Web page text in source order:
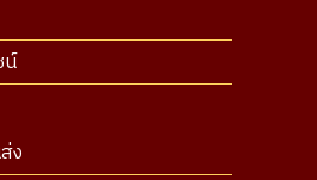
น์
ง